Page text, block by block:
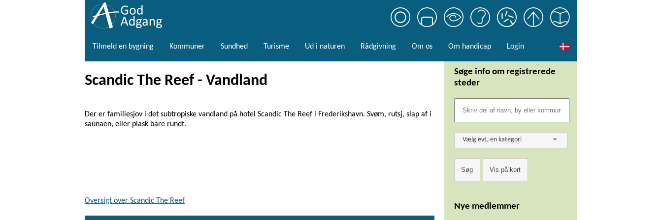
Tilmeld en bygning Kommuner Sundhed Turisme Ud i naturen Rådgivning Om os Om handicap Login
Scandic The Reef - Vandland
Der er familiesjov i det subtropiske vandland på hotel Scandic The Reef i Frederikshavn. Svøm, rutsj, slap af i
saunaen, eller plask bare rundt.
Oversigt over Scandic The Reef
Søge info om registrerede
steder
Vælg evt. en kategori
Nye medlemmer